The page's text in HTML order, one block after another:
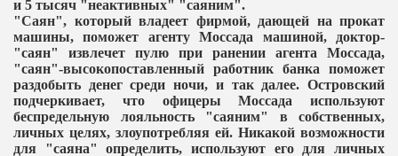
и 5 тысяч "неактивных" "саяним".
"Саян", который владеет фирмой, дающей на прокат
машины, поможет агенту Моссада машиной, доктор-
"саян" извлечет пулю при ранении агента Моссада,
"саян"-высокопоставленный работник банка поможет
раздобыть денег среди ночи, и так далее. Островский
подчеркивает, что офицеры Моссада используют
беспредельную лояльность "саяним" в собственных,
личных целях, злоупотребляя ей. Никакой возможности
для "саяна" определить, используют его для личных